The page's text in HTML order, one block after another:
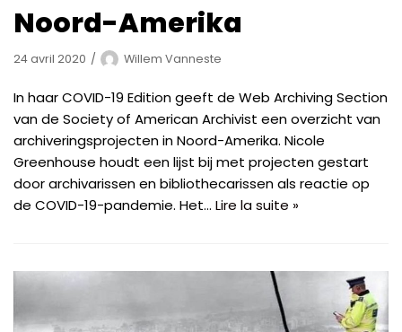
Noord-Amerika
24 avril 2020 Willem Vanneste
In haar COVID-19 Edition geeft de Web Archiving Section
van de Society of American Archivist een overzicht van
archiveringsprojecten in Noord-Amerika. Nicole
Greenhouse houdt een lijst bij met projecten gestart
door archivarissen en bibliothecarissen als reactie op
de COVID-19-pandemie. Het… Lire la suite »